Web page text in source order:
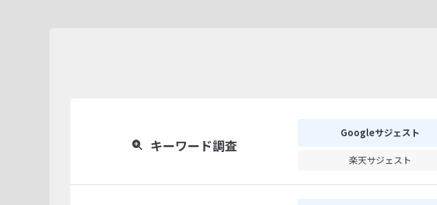
キーワード調査
Googleサジェスト
楽天サジェスト